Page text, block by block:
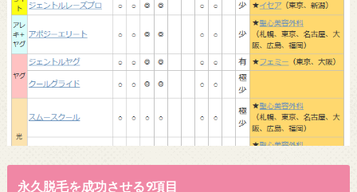
永久脱毛を成功させる9項目